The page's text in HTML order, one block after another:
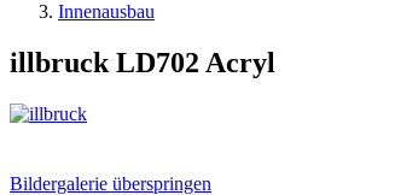
Innenausbau
illbruck LD702 Acryl
Bildergalerie überspringen